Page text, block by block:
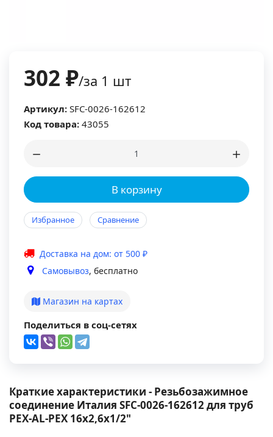
302 ₽/за 1 шт
Артикул: SFC-0026-162612
Код товара: 43055
В корзину
Избранное Сравнение
Доставка на дом: от 500 ₽
Самовывоз, бесплатно
Магазин на картах
Поделиться в соц-сетях
Краткие характеристики - Резьбозажимное
соединение Италия SFC-0026-162612 для труб
PEX-AL-PEX 16х2,6х1/2"